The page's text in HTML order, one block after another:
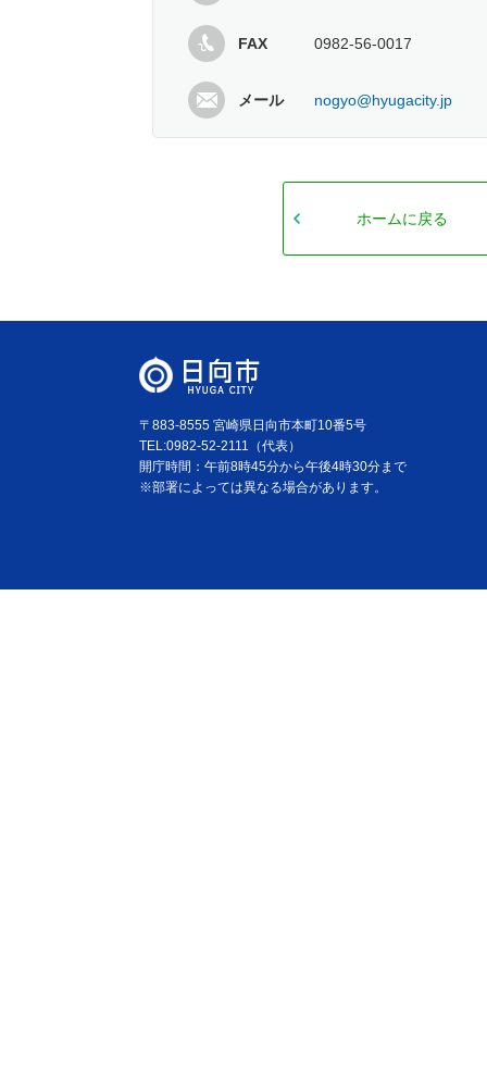
FAX 0982-56-0017
メール nogyo@hyugacity.jp
ホームに戻る
〒883-8555 宮崎県日向市本町10番5号
TEL:0982-52-2111（代表）
開庁時間：午前8時45分から午後4時30分まで
※部署によっては異なる場合があります。